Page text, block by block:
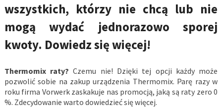
wszystkich, którzy nie chcą lub nie
mogą wydać jednorazowo sporej
kwoty. Dowiedz się więcej!
Thermomix raty?Czemu nie! Dzięki tej opcji każdy może
pozwolić sobie na zakup urządzenia Thermomix. Parę razy w
roku firma Vorwerk zaskakuje nas promocją, jaką są raty zero 0
%. Zdecydowanie warto dowiedzieć się więcej.